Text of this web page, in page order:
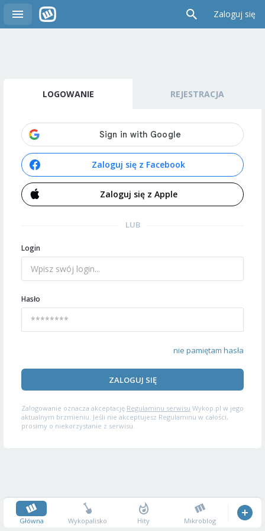
Zaloguj się
LOGOWANIE REJESTRACJA
Zaloguj się z Facebook
Zaloguj się z Apple
LUB
Login
Hasło
nie pamiętam hasła
ZALOGUJ SIĘ
Zalogowanie oznacza akceptację Regulaminu serwisu Wykop.pl w jego
aktualnym brzmieniu. Jeśli nie akceptujesz Regulaminu w całości,
prosimy o niekorzystanie z serwisu.
Główna Wykopalisko Hity Mikroblog